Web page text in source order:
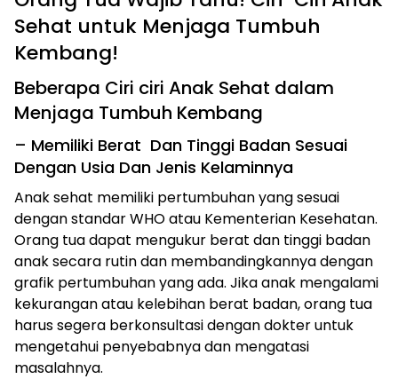
Sehat untuk Menjaga Tumbuh
Kembang!
Beberapa Ciri ciri Anak Sehat dalam
Menjaga Tumbuh Kembang
– Memiliki Berat Dan Tinggi Badan Sesuai
Dengan Usia Dan Jenis Kelaminnya
Anak sehat memiliki pertumbuhan yang sesuai
dengan standar WHO atau Kementerian Kesehatan.
Orang tua dapat mengukur berat dan tinggi badan
anak secara rutin dan membandingkannya dengan
grafik pertumbuhan yang ada. Jika anak mengalami
kekurangan atau kelebihan berat badan, orang tua
harus segera berkonsultasi dengan dokter untuk
mengetahui penyebabnya dan mengatasi
masalahnya.